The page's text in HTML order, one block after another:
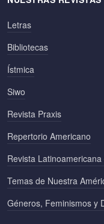
Letras
Bibliotecas
Ístmica
Siwo
Revista Praxis
Repertorio Americano
Revista
Temas de Nuestra
Géneros, Feminismos y